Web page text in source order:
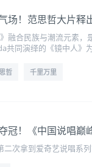
场！范思哲大片
融合民族与潮流元素，
共同演绎的《镜中人》
哲 千里万里
冠！《中国说唱巅
二次拿到爱奇艺说唱系